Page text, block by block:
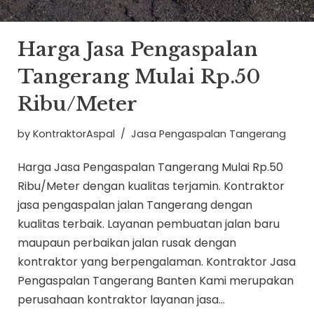
Harga Jasa Pengaspalan
Tangerang Mulai Rp.50
Ribu/Meter
by KontraktorAspal Jasa Pengaspalan Tangerang
Harga Jasa Pengaspalan Tangerang Mulai Rp.50
Ribu/Meter dengan kualitas terjamin. Kontraktor
jasa pengaspalan jalan Tangerang dengan
kualitas terbaik. Layanan pembuatan jalan baru
maupaun perbaikan jalan rusak dengan
kontraktor yang berpengalaman. Kontraktor Jasa
Pengaspalan Tangerang Banten Kami merupakan
perusahaan kontraktor layanan jasa…